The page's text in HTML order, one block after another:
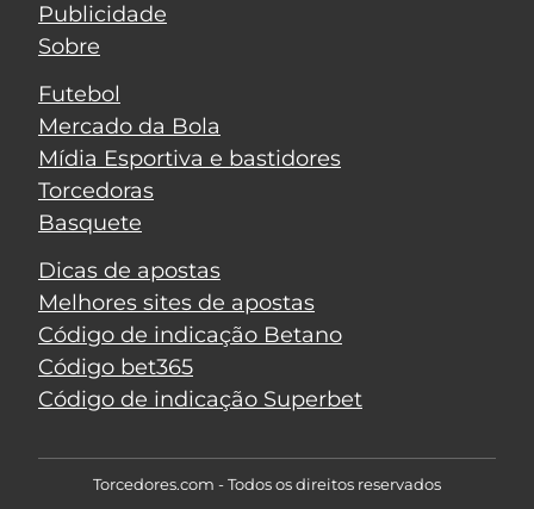
Publicidade
Sobre
Futebol
Mercado da Bola
Mídia Esportiva e bastidores
Torcedoras
Basquete
Dicas de apostas
Melhores sites de apostas
Código de indicação Betano
Código bet365
Código de indicação Superbet
Torcedores.com - Todos os direitos reservados